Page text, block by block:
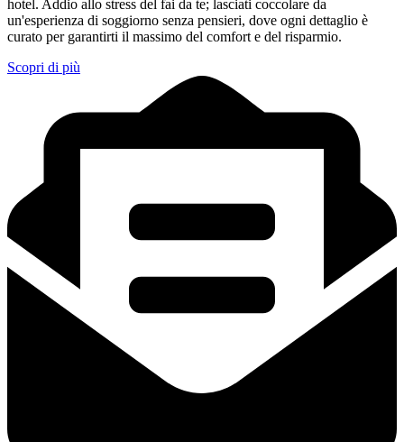
hotel. Addio allo stress del fai da te; lasciati coccolare da
un'esperienza di soggiorno senza pensieri, dove ogni dettaglio è
curato per garantirti il massimo del comfort e del risparmio.
Scopri di più